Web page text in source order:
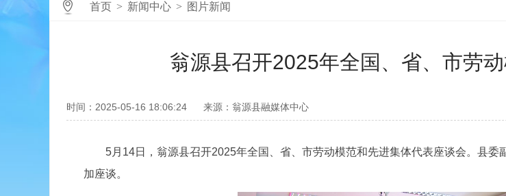
首页 > 新闻中心 > 图片新闻
翁源县召开2025年全国、省、市劳
时间：2025-05-16 18:06:24 来源：翁源县融媒体中心
5月14日，翁源县召开2025年全国、省、市劳动模范和先进集体代表座谈会。县委
加座谈。